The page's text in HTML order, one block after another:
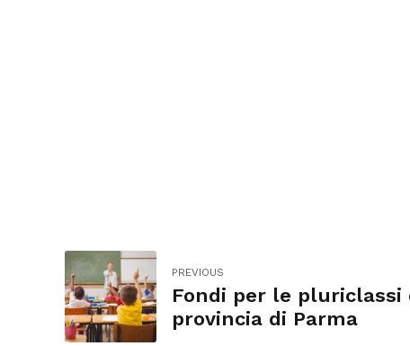
PREVIOUS
Fondi per le pluriclassi
provincia di Parma